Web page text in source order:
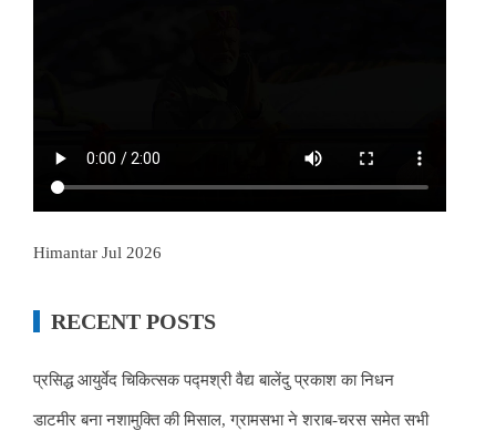
Himantar Jul 2026
RECENT POSTS
प्रसिद्ध आयुर्वेद चिकित्सक पद्मश्री वैद्य बालेंदु प्रकाश का निधन
डाटमीर बना नशामुक्ति की मिसाल, ग्रामसभा ने शराब-चरस समेत सभी